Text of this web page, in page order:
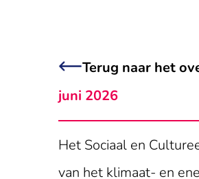
Terug naar het
juni 2026
Het Sociaal en
van het klimaat- en